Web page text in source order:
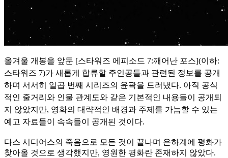
올겨울 개봉을 앞둔 [스타워즈 에피소드 7:깨어난 포스](이하:
스타워즈 7)가 새롭게 합류할 주인공들과 관련된 정보를 공개
하며 서서히 일곱 번째 시리즈의 윤곽을 드러냈다. 아직 공식
적인 줄거리 와 인물 관계도와 같은 기본적인 내용들이 공개되
지 않았지만, 영화의 대략적인 배경과 주제를 가늠할 수 있는
예고 자료들이 속속들이 공개된 것이다.
다스 시디어스의 죽음으로 모든 것이 끝나며 은하계에 평화가
찾아올 것으로 생각했지만, 영원한 평화란 존재하지 않았다.